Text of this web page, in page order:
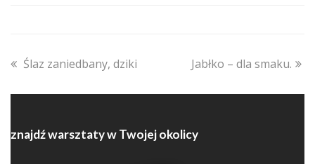
previous
Ślaz zaniedbany, dziki
next
Jabłko – dla smaku.
znajdź warsztaty w Twojej okolicy